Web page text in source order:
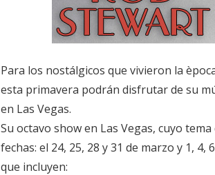
Para los nostálgicos que vivieron la
esta primavera podrán disfrutar de su
en Las Vegas.
Su octavo show en Las Vegas, cuyo
fechas: el 24, 25, 28 y 31 de marzo y 1,
que incluyen: